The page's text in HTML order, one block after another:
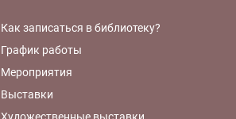
Как записаться в библиотеку?
График работы
Мероприятия
Выставки